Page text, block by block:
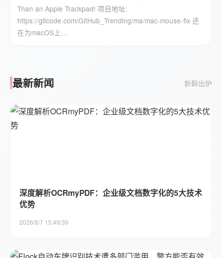
Than an Apple Trackpad! 项目地址:
https://gitcode.com/GitHub_Trending/ma/mac-mouse-fix 还
在为macOS上…
最新新闻 新鲜出炉
深度解析OCRmyPDF：企业级文档数字化的5大技术
优势
2026/8/7 15:49:39